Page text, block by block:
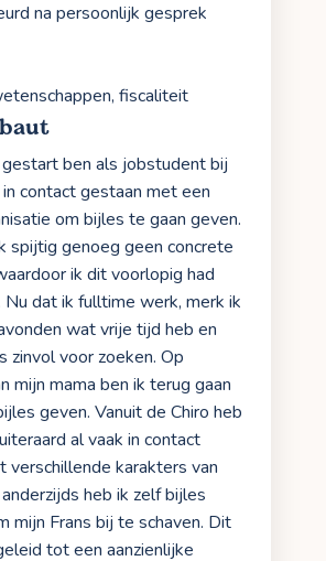
na persoonlijk gesprek
fiscaliteit
ben als jobstudent bij
contact gestaan met een
om bijles te gaan geven.
spijtig genoeg geen concrete
ik dit voorlopig had
Nu dat ik fulltime werk, merk ik
wat vrije tijd heb en
zinvol voor zoeken. Op
mijn mama ben ik terug gaan
geven. Vanuit de Chiro heb
al vaak in contact
verschillende karakters van
heb ik zelf bijles
mijn Frans bij te schaven. Dit
tot een aanzienlijke